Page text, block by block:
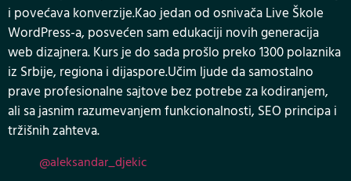
i povećava konverzije.Kao jedan od osnivača Live Škole
WordPress-a, posvećen sam edukaciji novih generacija
web dizajnera. Kurs je do sada prošlo preko 1300 polaznika
iz Srbije, regiona i dijaspore.Učim ljude da samostalno
prave profesionalne sajtove bez potrebe za kodiranjem,
ali sa jasnim razumevanjem funkcionalnosti, SEO principa i
tržišnih zahteva.
@aleksandar_djekic